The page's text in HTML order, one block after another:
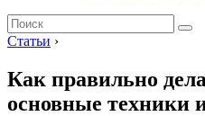
Статьи ›
Как правильно
основные техники